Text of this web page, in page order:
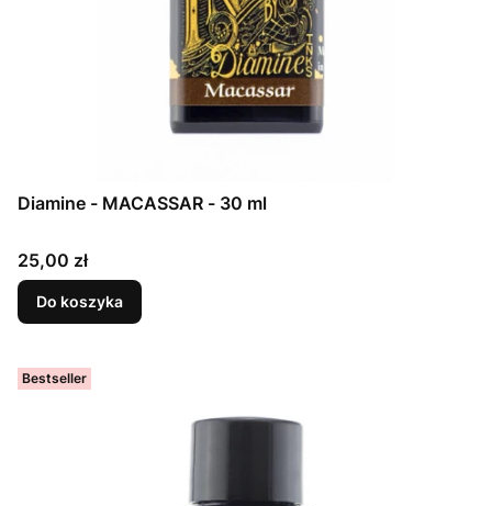
Diamine - MACASSAR - 30 ml
Cena
25,00 zł
Do koszyka
Bestseller